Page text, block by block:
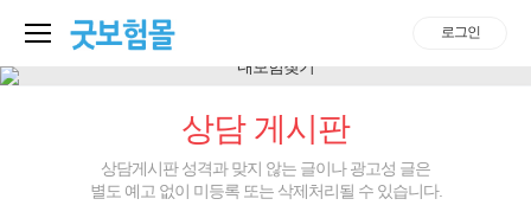
로그인
상담 게시판
상담게시판 성격과 맞지 않는 글이나 광고성 글은
별도 예고 없이 미등록 또는 삭제처리될 수 있습니다.